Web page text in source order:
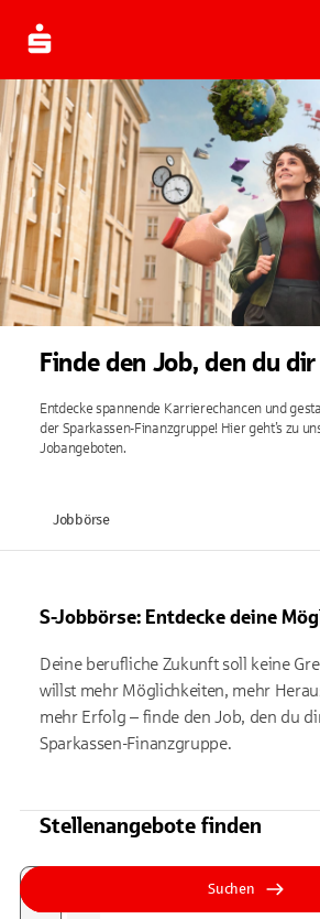
Finde den Job, den du
Entdecke spannende Karrierechancen und
der Sparkassen-Finanzgruppe! Hier geht’s zu
Jobangeboten.
Jobbörse
S-Jobbörse: Entdecke deine
Deine berufliche Zukunft soll keine
willst mehr Möglichkeiten, mehr
mehr Erfolg – finde den Job, den du
Sparkassen-Finanzgruppe.
Stellenangebote finden
Suchfeld
Tippen Sie, um nach Themen zu suchen.
Tippen Sie, um nach Themen zu suchen.
Suchen